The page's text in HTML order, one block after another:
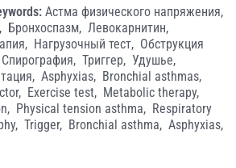
Астма физического напряжения,
Бронхоспазм, Левокарнитин,
Нагрузочный тест, Обструкция
Спирография, Триггер, Удушье,
Asphyxias, Bronchial asthmas,
Exercise test, Metabolic therapy,
Physical tension asthma, Respiratory
Trigger, Bronchial asthma, Asphyxias,